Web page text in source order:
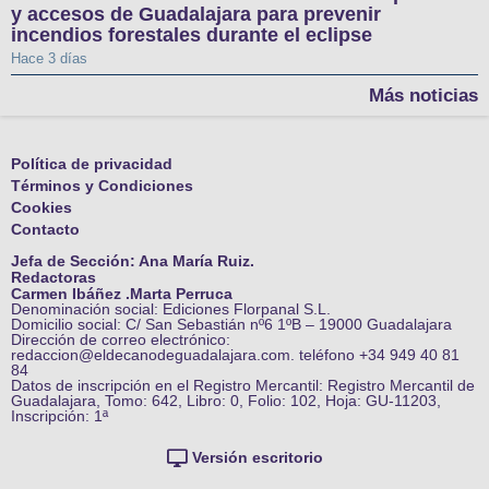
y accesos de Guadalajara para prevenir
incendios forestales durante el eclipse
Hace 3 días
Más noticias
Política de privacidad
Términos y Condiciones
Cookies
Contacto
Jefa de Sección: Ana María Ruiz.
Redactoras
Carmen Ibáñez .Marta Perruca
Denominación social: Ediciones Florpanal S.L.
Domicilio social: C/ San Sebastián nº6 1ºB – 19000 Guadalajara
Dirección de correo electrónico:
redaccion@eldecanodeguadalajara.com. teléfono +34 949 40 81
84
Datos de inscripción en el Registro Mercantil: Registro Mercantil de
Guadalajara, Tomo: 642, Libro: 0, Folio: 102, Hoja: GU-11203,
Inscripción: 1ª
Versión escritorio